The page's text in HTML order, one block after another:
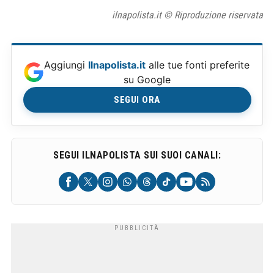
ilnapolista.it © Riproduzione riservata
Aggiungi Ilnapolista.it alle tue fonti preferite
su Google
SEGUI ORA
SEGUI ILNAPOLISTA SUI SUOI CANALI: